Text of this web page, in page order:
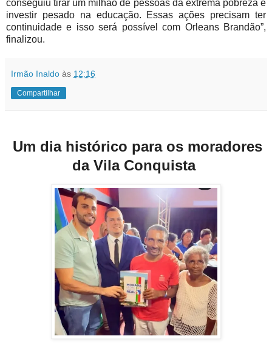
conseguiu tirar um milhão de pessoas da extrema pobreza e
investir pesado na educação. Essas ações precisam ter
continuidade e isso será possível com Orleans Brandão”,
finalizou.
Irmão Inaldo às 12:16
Compartilhar
Um dia histórico para os moradores
da Vila Conquista